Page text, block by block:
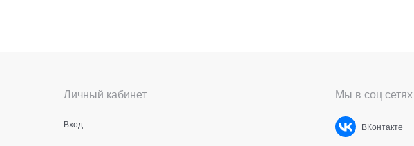
Личный кабинет
Вход
Мы в соц сетях
ВКонтакте